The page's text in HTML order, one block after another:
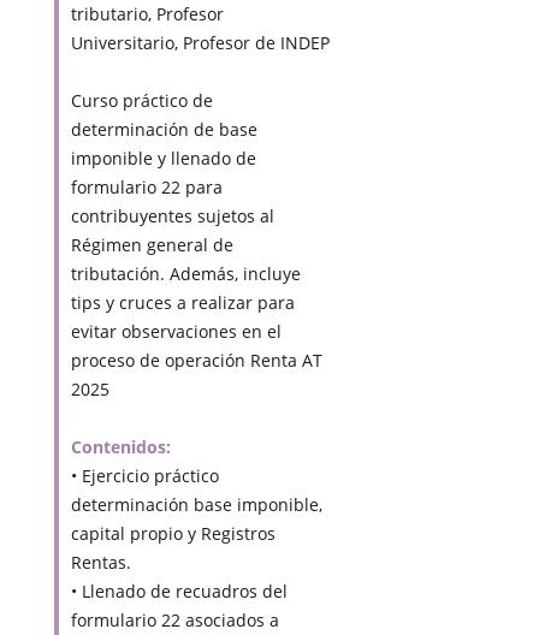
tributario, Profesor
Universitario, Profesor de INDEP
Curso práctico de
determinación de base
imponible y llenado de
formulario 22 para
contribuyentes sujetos al
Régimen general de
tributación. Además, incluye
tips y cruces a realizar para
evitar observaciones en el
proceso de operación Renta AT
2025
Contenidos:
• Ejercicio práctico
determinación base imponible,
capital propio y Registros
Rentas.
• Llenado de recuadros del
formulario 22 asociados a